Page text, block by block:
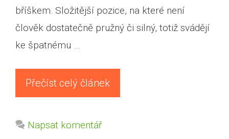
bříškem. Složitější pozice, na které není
člověk dostatečně pružný či silný, totiž svádějí
ke špatnému …
Přečíst celý článek
Napsat komentář